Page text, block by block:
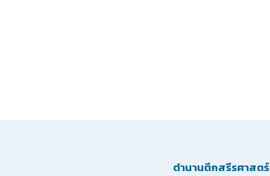
ตำนานตึกสรีรศาสตร์